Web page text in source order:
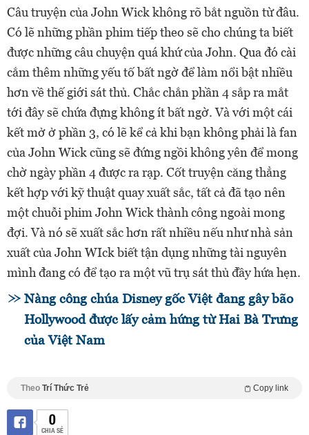
Câu truyện của John Wick không rõ bắt nguồn từ đâu.
Có lẽ những phần phim tiếp theo sẽ cho chúng ta biết
được những câu chuyện quá khứ của John. Qua đó cài
cắm thêm những yếu tố bất ngờ để làm nổi bật nhiều
hơn về thế giới sát thủ. Chắc chắn phần 4 sắp ra mắt
tới đây sẽ chứa đựng không ít bất ngờ. Và với một cái
kết mở ở phần 3, có lẽ kể cả khi bạn không phải là fan
của John Wick cũng sẽ đứng ngồi không yên để mong
chờ ngày phần 4 được ra rạp. Cốt truyện căng thẳng
kết hợp với kỹ thuật quay xuất sắc, tất cả đã tạo nên
một chuỗi phim John Wick thành công ngoài mong
đợi. Và nó sẽ xuất sắc hơn rất nhiều nếu như nhà sản
xuất của John WIck biết tận dụng những tài nguyên
mình đang có để tạo ra một vũ trụ sát thủ đầy hứa hẹn.
Nàng công chúa Disney gốc Việt đang gây bão
Hollywood được lấy cảm hứng từ Hai Bà Trưng
của Việt Nam
Theo Trí Thức Trẻ Copy link
0
CHIA SẺ